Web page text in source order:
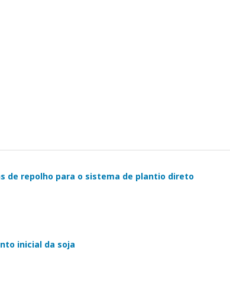
de repolho para o sistema de plantio direto
inicial da soja